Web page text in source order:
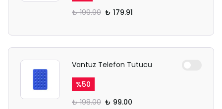
₺ 199.90 ₺ 179.91
Vantuz Telefon Tutucu
%50
₺ 198.00 ₺ 99.00